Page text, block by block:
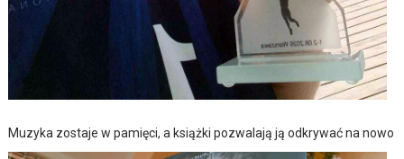
Muzyka zostaje w pamięci, a książki pozwalają ją odkrywać na nowo